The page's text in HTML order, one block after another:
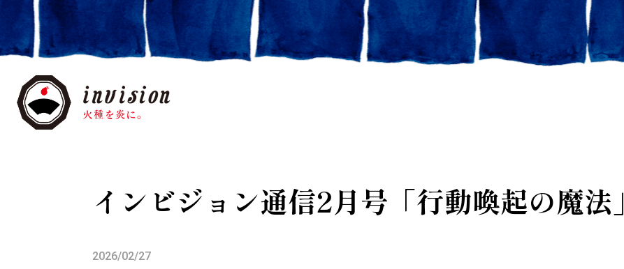
インビジョン通信2月号「行動喚起の魔法」
2026/02/27